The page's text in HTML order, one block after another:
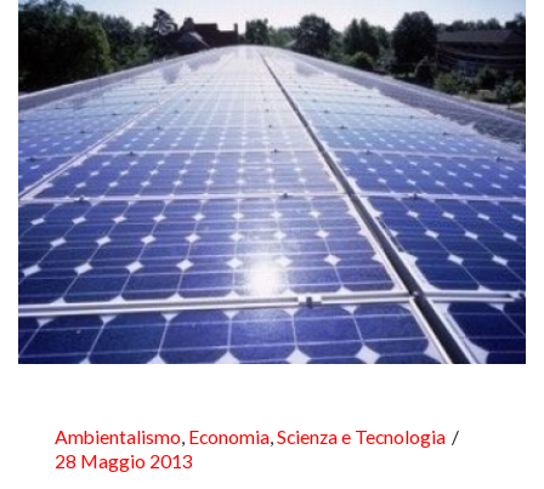
Ambientalismo Economia Scienza e Tecnologia
28 Maggio 2013